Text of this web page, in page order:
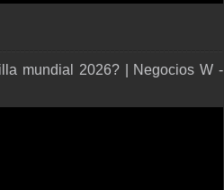
mundial 2026? | Negocios W -